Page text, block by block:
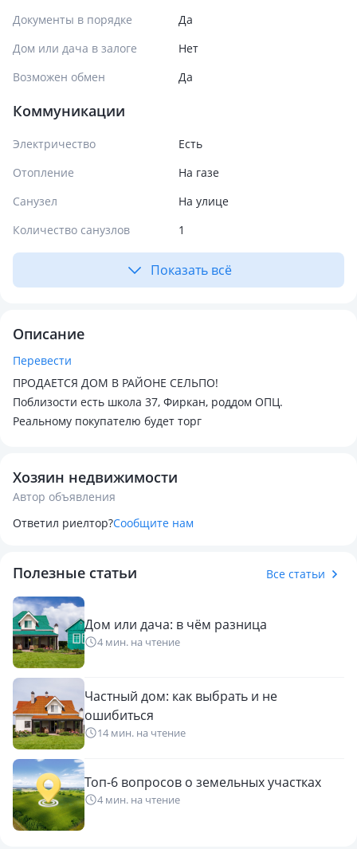
Документы в порядке
Да
Дом или дача в залоге
Нет
Возможен обмен
Да
Коммуникации
Электричество
Есть
Отопление
На газе
Санузел
На улице
Количество санузлов
1
Показать всё
Описание
Перевести
ПРОДАЕТСЯ ДОМ В РАЙОНЕ СЕЛЬПО!
Поблизости есть школа 37, Фиркан, роддом ОПЦ.
Реальному покупателю будет торг
Хозяин недвижимости
Автор объявления
Ответил риелтор?Сообщите нам
Полезные статьи Все статьи
Дом или дача: в чём разница
4 мин. на чтение
Частный дом: как выбрать и не
ошибиться
14 мин. на чтение
Топ-6 вопросов о земельных участках
4 мин. на чтение